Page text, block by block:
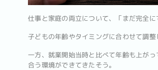
仕事と家庭の両立について、「まだ完全
子どもの年齢やタイミングに合わせて調
一方、就業開始当時と比べて年齢も上が
合う環境ができてきたそう。